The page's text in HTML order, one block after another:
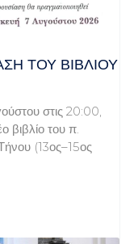
ΤΟΥ ΒΙΒΛΊΟΥ
στις 20:00,
βιβλίο του π.
(13ος–15ος